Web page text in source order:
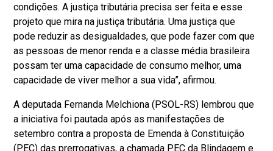
condições. A justiça tributária precisa ser feita e esse
projeto que mira na justiça tributária. Uma justiça que
pode reduzir as desigualdades, que pode fazer com que
as pessoas de menor renda e a classe média brasileira
possam ter uma capacidade de consumo melhor, uma
capacidade de viver melhor a sua vida”, afirmou.
A deputada Fernanda Melchiona (PSOL-RS) lembrou que
a iniciativa foi pautada após as manifestações de
setembro contra a proposta de Emenda à Constituição
(PEC) das prerrogativas, a chamada PEC da Blindagem e